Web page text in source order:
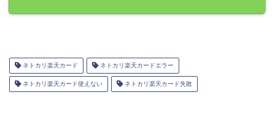
ネトカリ楽天カード ネトカリ楽天カードエラー
ネトカリ楽天カード使えない ネトカリ楽天カード失敗